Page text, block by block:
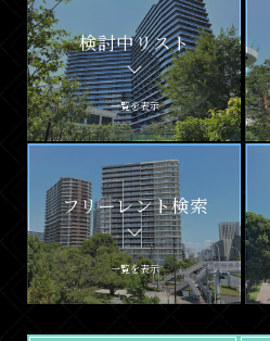
検討中リスト
一覧を表示
フリーレント検索
一覧を表示